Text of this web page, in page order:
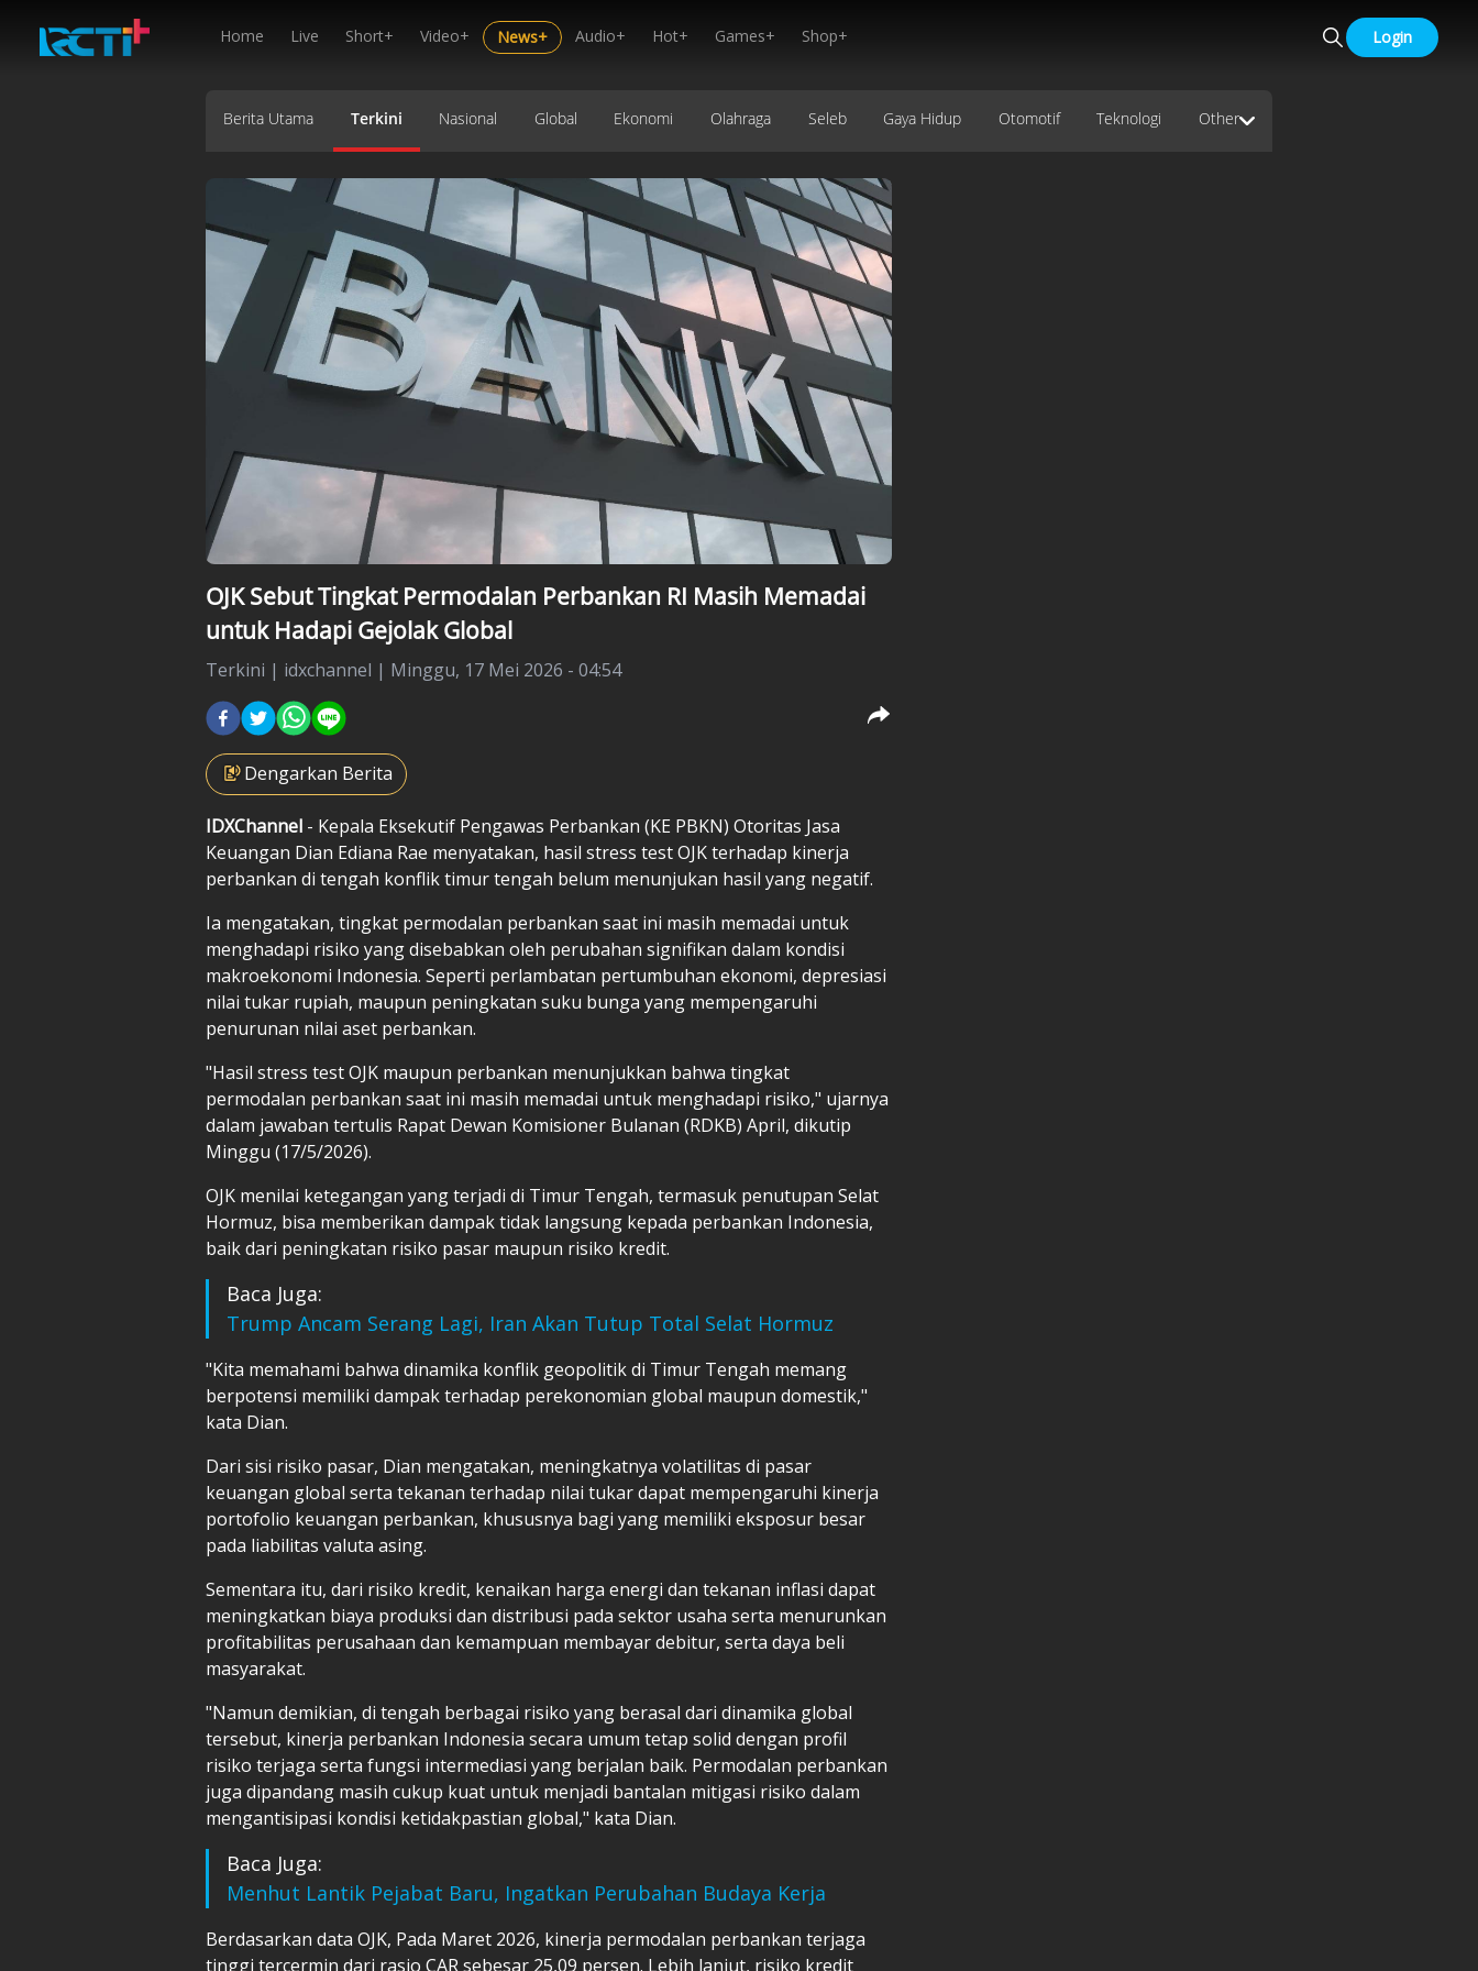
Home Live Short+ Video+ News+ Audio+ Hot+ Games+ Shop+ Login
Berita Utama Terkini Nasional Global Ekonomi Olahraga Seleb Gaya Hidup Otomotif Teknologi Other
OJK Sebut Tingkat Permodalan Perbankan RI Masih Memadai
untuk Hadapi Gejolak Global
Terkini | idxchannel | Minggu, 17 Mei 2026 - 04:54
Dengarkan Berita
IDXChannel - Kepala Eksekutif Pengawas Perbankan (KE PBKN) Otoritas Jasa
Keuangan Dian Ediana Rae menyatakan, hasil stress test OJK terhadap kinerja
perbankan di tengah konflik timur tengah belum menunjukan hasil yang negatif.
Ia mengatakan, tingkat permodalan perbankan saat ini masih memadai untuk
menghadapi risiko yang disebabkan oleh perubahan signifikan dalam kondisi
makroekonomi Indonesia. Seperti perlambatan pertumbuhan ekonomi, depresiasi
nilai tukar rupiah, maupun peningkatan suku bunga yang mempengaruhi
penurunan nilai aset perbankan.
"Hasil stress test OJK maupun perbankan menunjukkan bahwa tingkat
permodalan perbankan saat ini masih memadai untuk menghadapi risiko," ujarnya
dalam jawaban tertulis Rapat Dewan Komisioner Bulanan (RDKB) April, dikutip
Minggu (17/5/2026).
OJK menilai ketegangan yang terjadi di Timur Tengah, termasuk penutupan Selat
Hormuz, bisa memberikan dampak tidak langsung kepada perbankan Indonesia,
baik dari peningkatan risiko pasar maupun risiko kredit.
Baca Juga:
Trump Ancam Serang Lagi, Iran Akan Tutup Total Selat Hormuz
"Kita memahami bahwa dinamika konflik geopolitik di Timur Tengah memang
berpotensi memiliki dampak terhadap perekonomian global maupun domestik,"
kata Dian.
Dari sisi risiko pasar, Dian mengatakan, meningkatnya volatilitas di pasar
keuangan global serta tekanan terhadap nilai tukar dapat mempengaruhi kinerja
portofolio keuangan perbankan, khususnya bagi yang memiliki eksposur besar
pada liabilitas valuta asing.
Sementara itu, dari risiko kredit, kenaikan harga energi dan tekanan inflasi dapat
meningkatkan biaya produksi dan distribusi pada sektor usaha serta menurunkan
profitabilitas perusahaan dan kemampuan membayar debitur, serta daya beli
masyarakat.
"Namun demikian, di tengah berbagai risiko yang berasal dari dinamika global
tersebut, kinerja perbankan Indonesia secara umum tetap solid dengan profil
risiko terjaga serta fungsi intermediasi yang berjalan baik. Permodalan perbankan
juga dipandang masih cukup kuat untuk menjadi bantalan mitigasi risiko dalam
mengantisipasi kondisi ketidakpastian global," kata Dian.
Baca Juga:
Menhut Lantik Pejabat Baru, Ingatkan Perubahan Budaya Kerja
Berdasarkan data OJK, Pada Maret 2026, kinerja permodalan perbankan terjaga
tinggi tercermin dari rasio CAR sebesar 25,09 persen. Lebih lanjut, risiko kredit